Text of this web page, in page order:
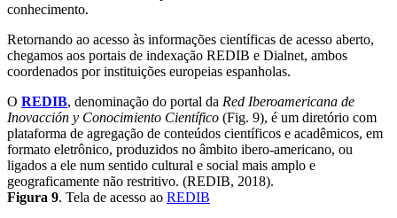
conhecimento.
Retornando ao acesso às informações científicas de acesso aberto,
chegamos aos portais de indexação REDIB e Dialnet, ambos
coordenados por instituições europeias espanholas.
O REDIB, denominação do portal da Red Iberoamericana de
Inovacción y Conocimiento Científico (Fig. 9), é um diretório com
plataforma de agregação de conteúdos científicos e acadêmicos, em
formato eletrônico, produzidos no âmbito ibero-americano, ou
ligados a ele num sentido cultural e social mais amplo e
geograficamente não restritivo. (REDIB, 2018).
Figura 9. Tela de acesso ao REDIB